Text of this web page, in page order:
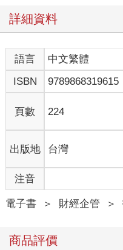
詳細資料
語言 中文繁體
ISBN
9789868319615
頁數 224
出版地 台灣
注音
電子書 ＞ 財經企管 ＞
商品評價